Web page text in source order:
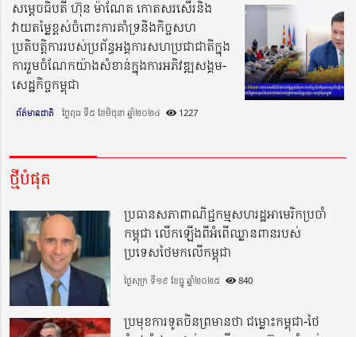
សម្តេចធិបតី ហ៊ុន ម៉ាណែត កោតសរសើរនិង
វាយតម្លៃខ្ពស់ចំពោះការគាំទ្រនិងកិច្ចសហ
ប្រតិបត្តិការរបស់ប្រព័ន្ធអង្គការសហប្រជាជាតិក្នុង
ការរួមចំណែកយ៉ាងសំខាន់ក្នុងការអភិវឌ្ឍសង្គម-
សេដ្ឋកិច្ចកម្ពុជា
ព័ត៌មានជាតិ ថ្ងៃពុធ ទី៥ ខែមិថុនា ឆ្នាំ២០២៤​ 1227
ថ្មីបំផុត
ប្រធានសភាពាណិជ្ជកម្មសហរដ្ឋអាមេរិកប្រចាំ
កម្ពុជា លើកឡើងពីអំពើឈ្លានពានរបស់
ប្រទេសថៃមកលើកម្ពុជា
ថ្ងៃសុក្រ ទី១៩ ខែធ្នូ ឆ្នាំ២០២៥ 840
ប្រមុខការទូតចិនព្រមានថា ជម្លោះកម្ពុជា-ថៃ